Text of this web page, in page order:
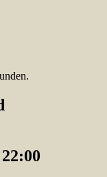
22:00